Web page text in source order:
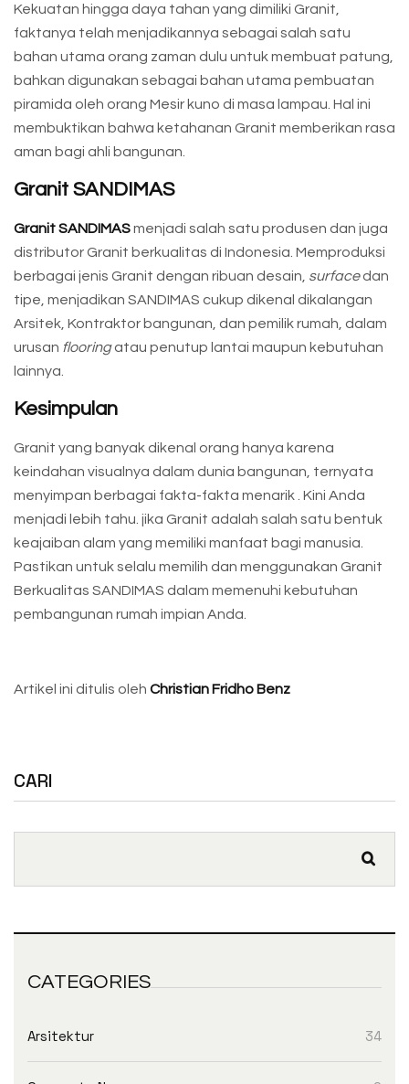
Kekuatan hingga daya tahan yang dimiliki Granit,
faktanya telah menjadikannya sebagai salah satu
bahan utama orang zaman dulu untuk membuat patung,
bahkan digunakan sebagai bahan utama pembuatan
piramida oleh orang Mesir kuno di masa lampau. Hal ini
membuktikan bahwa ketahanan Granit memberikan rasa
aman bagi ahli bangunan.
Granit SANDIMAS
Granit SANDIMASmenjadi salah satu produsen dan juga
distributor Granit berkualitas di Indonesia. Memproduksi
berbagai jenis Granit dengan ribuan desain, surfacedan
tipe, menjadikan SANDIMAS cukup dikenal dikalangan
Arsitek, Kontraktor bangunan, dan pemilik rumah, dalam
urusan flooringatau penutup lantai maupun kebutuhan
lainnya.
Kesimpulan
Granit yang banyak dikenal orang hanya karena
keindahan visualnya dalam dunia bangunan, ternyata
menyimpan berbagai fakta-fakta menarik . Kini Anda
menjadi lebih tahu. jika Granit adalah salah satu bentuk
keajaiban alam yang memiliki manfaat bagi manusia.
Pastikan untuk selalu memilih dan menggunakan Granit
Berkualitas SANDIMAS dalam memenuhi kebutuhan
pembangunan rumah impian Anda.
Artikel ini ditulis oleh Christian Fridho Benz
CARI
CATEGORIES
Arsitektur 34